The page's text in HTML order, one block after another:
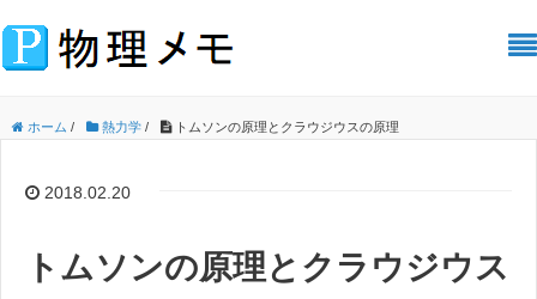
ホーム / 熱力学 / トムソンの原理とクラウジウスの原理
2018.02.20
トムソンの原理とクラウジウス